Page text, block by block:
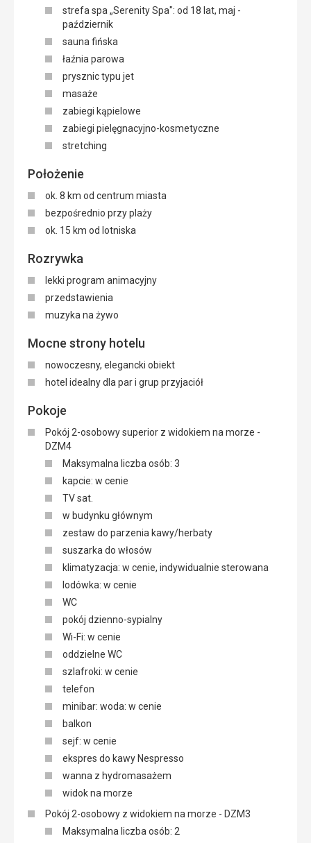
strefa spa „Serenity Spa": od 18 lat, maj -
październik
sauna fińska
łaźnia parowa
prysznic typu jet
masaże
zabiegi kąpielowe
zabiegi pielęgnacyjno-kosmetyczne
stretching
Położenie
ok. 8 km od centrum miasta
bezpośrednio przy plaży
ok. 15 km od lotniska
Rozrywka
lekki program animacyjny
przedstawienia
muzyka na żywo
Mocne strony hotelu
nowoczesny, elegancki obiekt
hotel idealny dla par i grup przyjaciół
Pokoje
Pokój 2-osobowy superior z widokiem na morze -
DZM4
Maksymalna liczba osób: 3
kapcie: w cenie
TV sat.
w budynku głównym
zestaw do parzenia kawy/herbaty
suszarka do włosów
klimatyzacja: w cenie, indywidualnie sterowana
lodówka: w cenie
WC
pokój dzienno-sypialny
Wi-Fi: w cenie
oddzielne WC
szlafroki: w cenie
telefon
minibar: woda: w cenie
balkon
sejf: w cenie
ekspres do kawy Nespresso
wanna z hydromasażem
widok na morze
Pokój 2-osobowy z widokiem na morze - DZM3
Maksymalna liczba osób: 2